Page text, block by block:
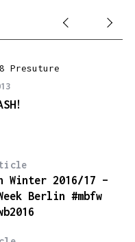
Winter 2016/17 –
Berlin #mbfw